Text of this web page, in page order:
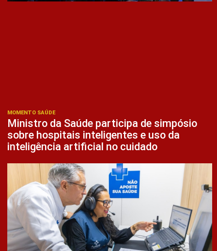
MOMENTO SAÚDE
Ministro da Saúde participa de simpósio
sobre hospitais inteligentes e uso da
inteligência artificial no cuidado